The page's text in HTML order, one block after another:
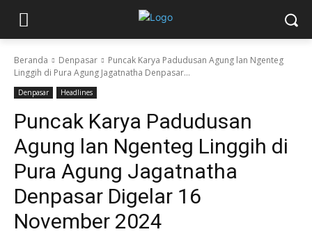
Beranda Denpasar
Puncak Karya Padudusan Agung lan Ngenteg
Linggih di Pura Agung Jagatnatha Denpasar...
Denpasar Headlines
Puncak Karya Padudusan
Agung lan Ngenteg Linggih di
Pura Agung Jagatnatha
Denpasar Digelar 16
November 2024